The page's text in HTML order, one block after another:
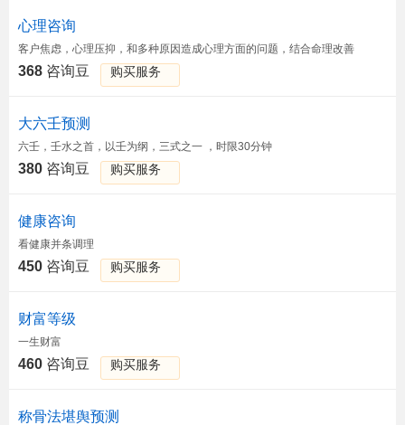
心理咨询
客户焦虑，心理压抑，和多种原因造成心理方面的问题，结合命理改善
368 咨询豆 购买服务
大六壬预测
六壬，壬水之首，以壬为纲，三式之一 ，时限30分钟
380 咨询豆 购买服务
健康咨询
看健康并条调理
450 咨询豆 购买服务
财富等级
一生财富
460 咨询豆 购买服务
称骨法堪舆预测